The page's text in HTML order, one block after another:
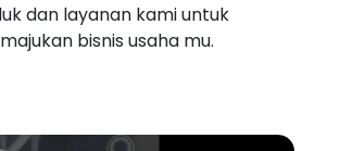
dan layanan kami untuk
bisnis usaha mu.